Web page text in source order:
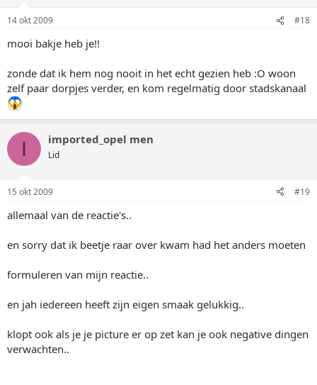
14 okt 2009 #18
mooi bakje heb je!!
zonde dat ik hem nog nooit in het echt gezien heb :O woon
zelf paar dorpjes verder, en kom regelmatig door stadskanaal
I imported_opel men
Lid
15 okt 2009 #19
allemaal van de reactie's..
en sorry dat ik beetje raar over kwam had het anders moeten
formuleren van mijn reactie..
en jah iedereen heeft zijn eigen smaak gelukkig..
klopt ook als je je picture er op zet kan je ook negative dingen
verwachten..